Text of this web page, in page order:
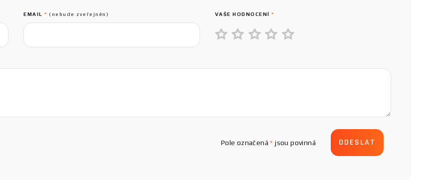
EMAIL* (nebude zveřejněn) VAŠE HODNOCENÍ*
Pole označená* jsou povinná